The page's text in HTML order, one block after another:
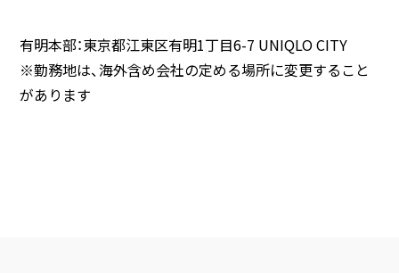
有明本部：東京都江東区有明1丁目6-7 UNIQLO CITY
※勤務地は、海外含め会社の定める場所に変更すること
があります